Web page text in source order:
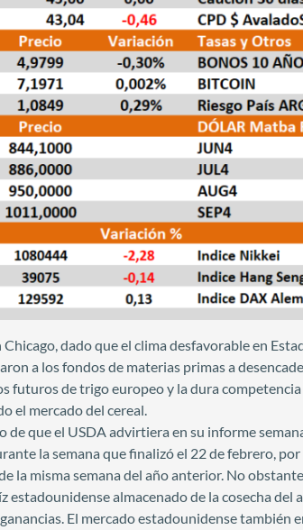
dado que el clima desfavorable en
a los fondos de materias primas a
futuros de trigo europeo y la dura
el mercado del cereal.
de que el USDA advirtiera en su informe
la semana que finalizó el 22 de febrero,
la misma semana del año anterior. No
estadounidense almacenado de la cosecha del
El mercado estadounidense también